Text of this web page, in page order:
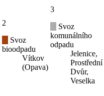
2
Svoz
bioodpadu
Vítkov
(Opava)
3
Svoz
komunálního
odpadu
Jelenice,
Prostřední
Dvůr,
Veselka